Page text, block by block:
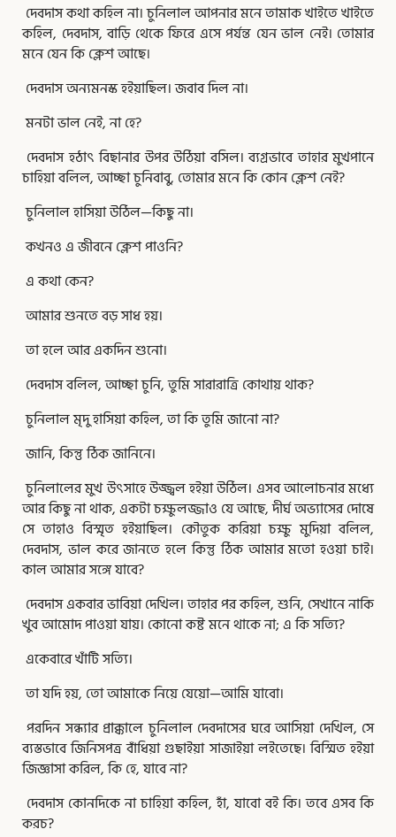
দেবদাস কথা কহিল না। চুনিলাল আপনার মনে তামাক খাইতে খাইতে
কহিল, দেবদাস, বাড়ি থেকে ফিরে এসে পর্যন্ত যেন ভাল নেই। তোমার
মনে যেন কি ক্লেশ আছে।
দেবদাস অন্যমনস্ক হইয়াছিল। জবাব দিল না।
মনটা ভাল নেই, না হে?
দেবদাস হঠাৎ বিছানার উপর উঠিয়া বসিল। ব্যগ্রভাবে তাহার মুখপানে
চাহিয়া বলিল, আচ্ছা চুনিবাবু, তোমার মনে কি কোন ক্লেশ নেই?
চুনিলাল হাসিয়া উঠিল—কিছু না।
কখনও এ জীবনে ক্লেশ পাওনি?
এ কথা কেন?
আমার শুনতে বড় সাধ হয়।
তা হলে আর একদিন শুনো।
দেবদাস বলিল, আচ্ছা চুনি, তুমি সারারাত্রি কোথায় থাক?
চুনিলাল মৃদু হাসিয়া কহিল, তা কি তুমি জানো না?
জানি, কিন্তু ঠিক জানিনে।
চুনিলালের মুখ উৎসাহে উজ্জ্বল হইয়া উঠিল। এসব আলোচনার মধ্যে
আর কিছু না থাক, একটা চক্ষুলজ্জাও যে আছে, দীর্ঘ অভ্যাসের দোষে
সে তাহাও বিস্মৃত হইয়াছিল। কৌতুক করিয়া চক্ষু মুদিয়া বলিল,
দেবদাস, ভাল করে জানতে হলে কিন্তু ঠিক আমার মতো হওয়া চাই।
কাল আমার সঙ্গে যাবে?
দেবদাস একবার ভাবিয়া দেখিল। তাহার পর কহিল, শুনি, সেখানে নাকি
খুব আমোদ পাওয়া যায়। কোনো কষ্ট মনে থাকে না; এ কি সত্যি?
একেবারে খাঁটি সত্যি।
তা যদি হয়, তো আমাকে নিয়ে যেয়ো—আমি যাবো।
পরদিন সন্ধ্যার প্রাক্কালে চুনিলাল দেবদাসের ঘরে আসিয়া দেখিল, সে
ব্যস্তভাবে জিনিসপত্র বাঁধিয়া গুছাইয়া সাজাইয়া লইতেছে। বিস্মিত হইয়া
জিজ্ঞাসা করিল, কি হে, যাবে না?
দেবদাস কোনদিকে না চাহিয়া কহিল, হাঁ, যাবো বই কি। তবে এসব কি
করচ?